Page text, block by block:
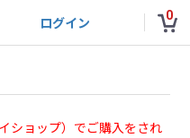
ログイン 0
ショップ）でご購入をされ